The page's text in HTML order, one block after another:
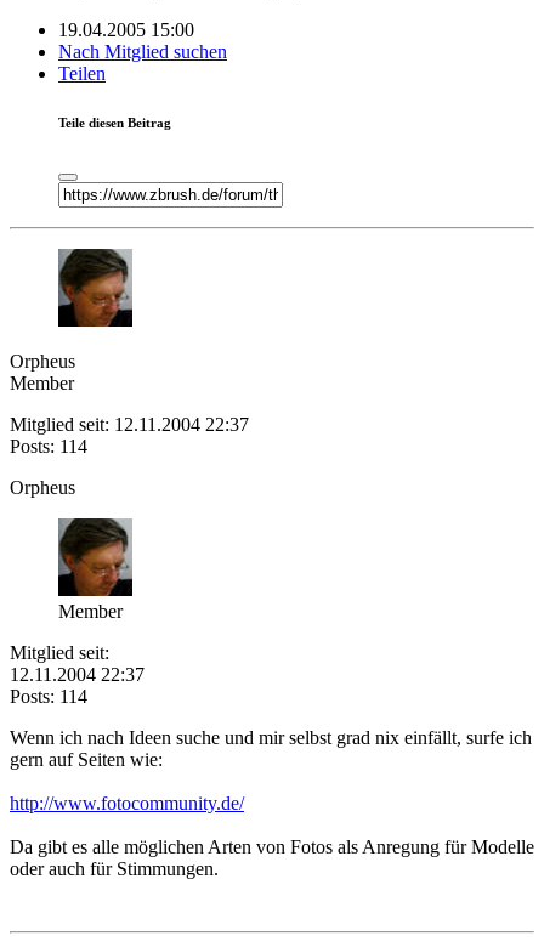
19.04.2005 15:00
Nach Mitglied suchen
Teilen
Teile diesen Beitrag
Orpheus
Member
Mitglied seit: 12.11.2004 22:37
Posts: 114
Orpheus
Member
Mitglied seit:
12.11.2004 22:37
Posts: 114
Wenn ich nach Ideen suche und mir selbst grad nix einfällt, surfe ich
gern auf Seiten wie:
http://www.fotocommunity.de/
Da gibt es alle möglichen Arten von Fotos als Anregung für Modelle
oder auch für Stimmungen.